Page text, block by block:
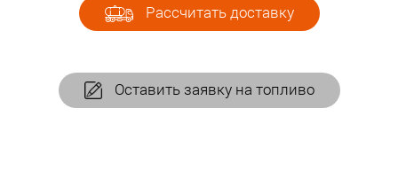
Рассчитать доставку
Оставить заявку на топливо